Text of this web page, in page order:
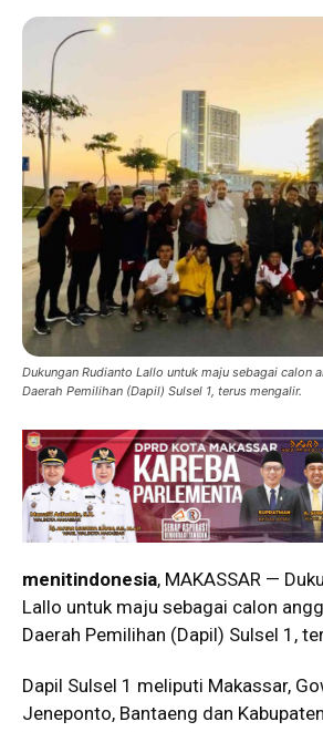
Dukungan Rudianto Lallo untuk maju sebagai calon
Daerah Pemilihan (Dapil) Sulsel 1, terus mengalir.
menitindonesia, MAKASSAR —
Lallo untuk maju sebagai calon
Daerah Pemilihan (Dapil) Sulsel 1,
Dapil Sulsel 1 meliputi Makassar,
Jeneponto, Bantaeng dan